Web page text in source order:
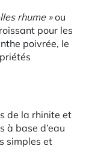
rhume »ou
pour les
poivrée, le
de la rhinite et
à base d’eau
simples et